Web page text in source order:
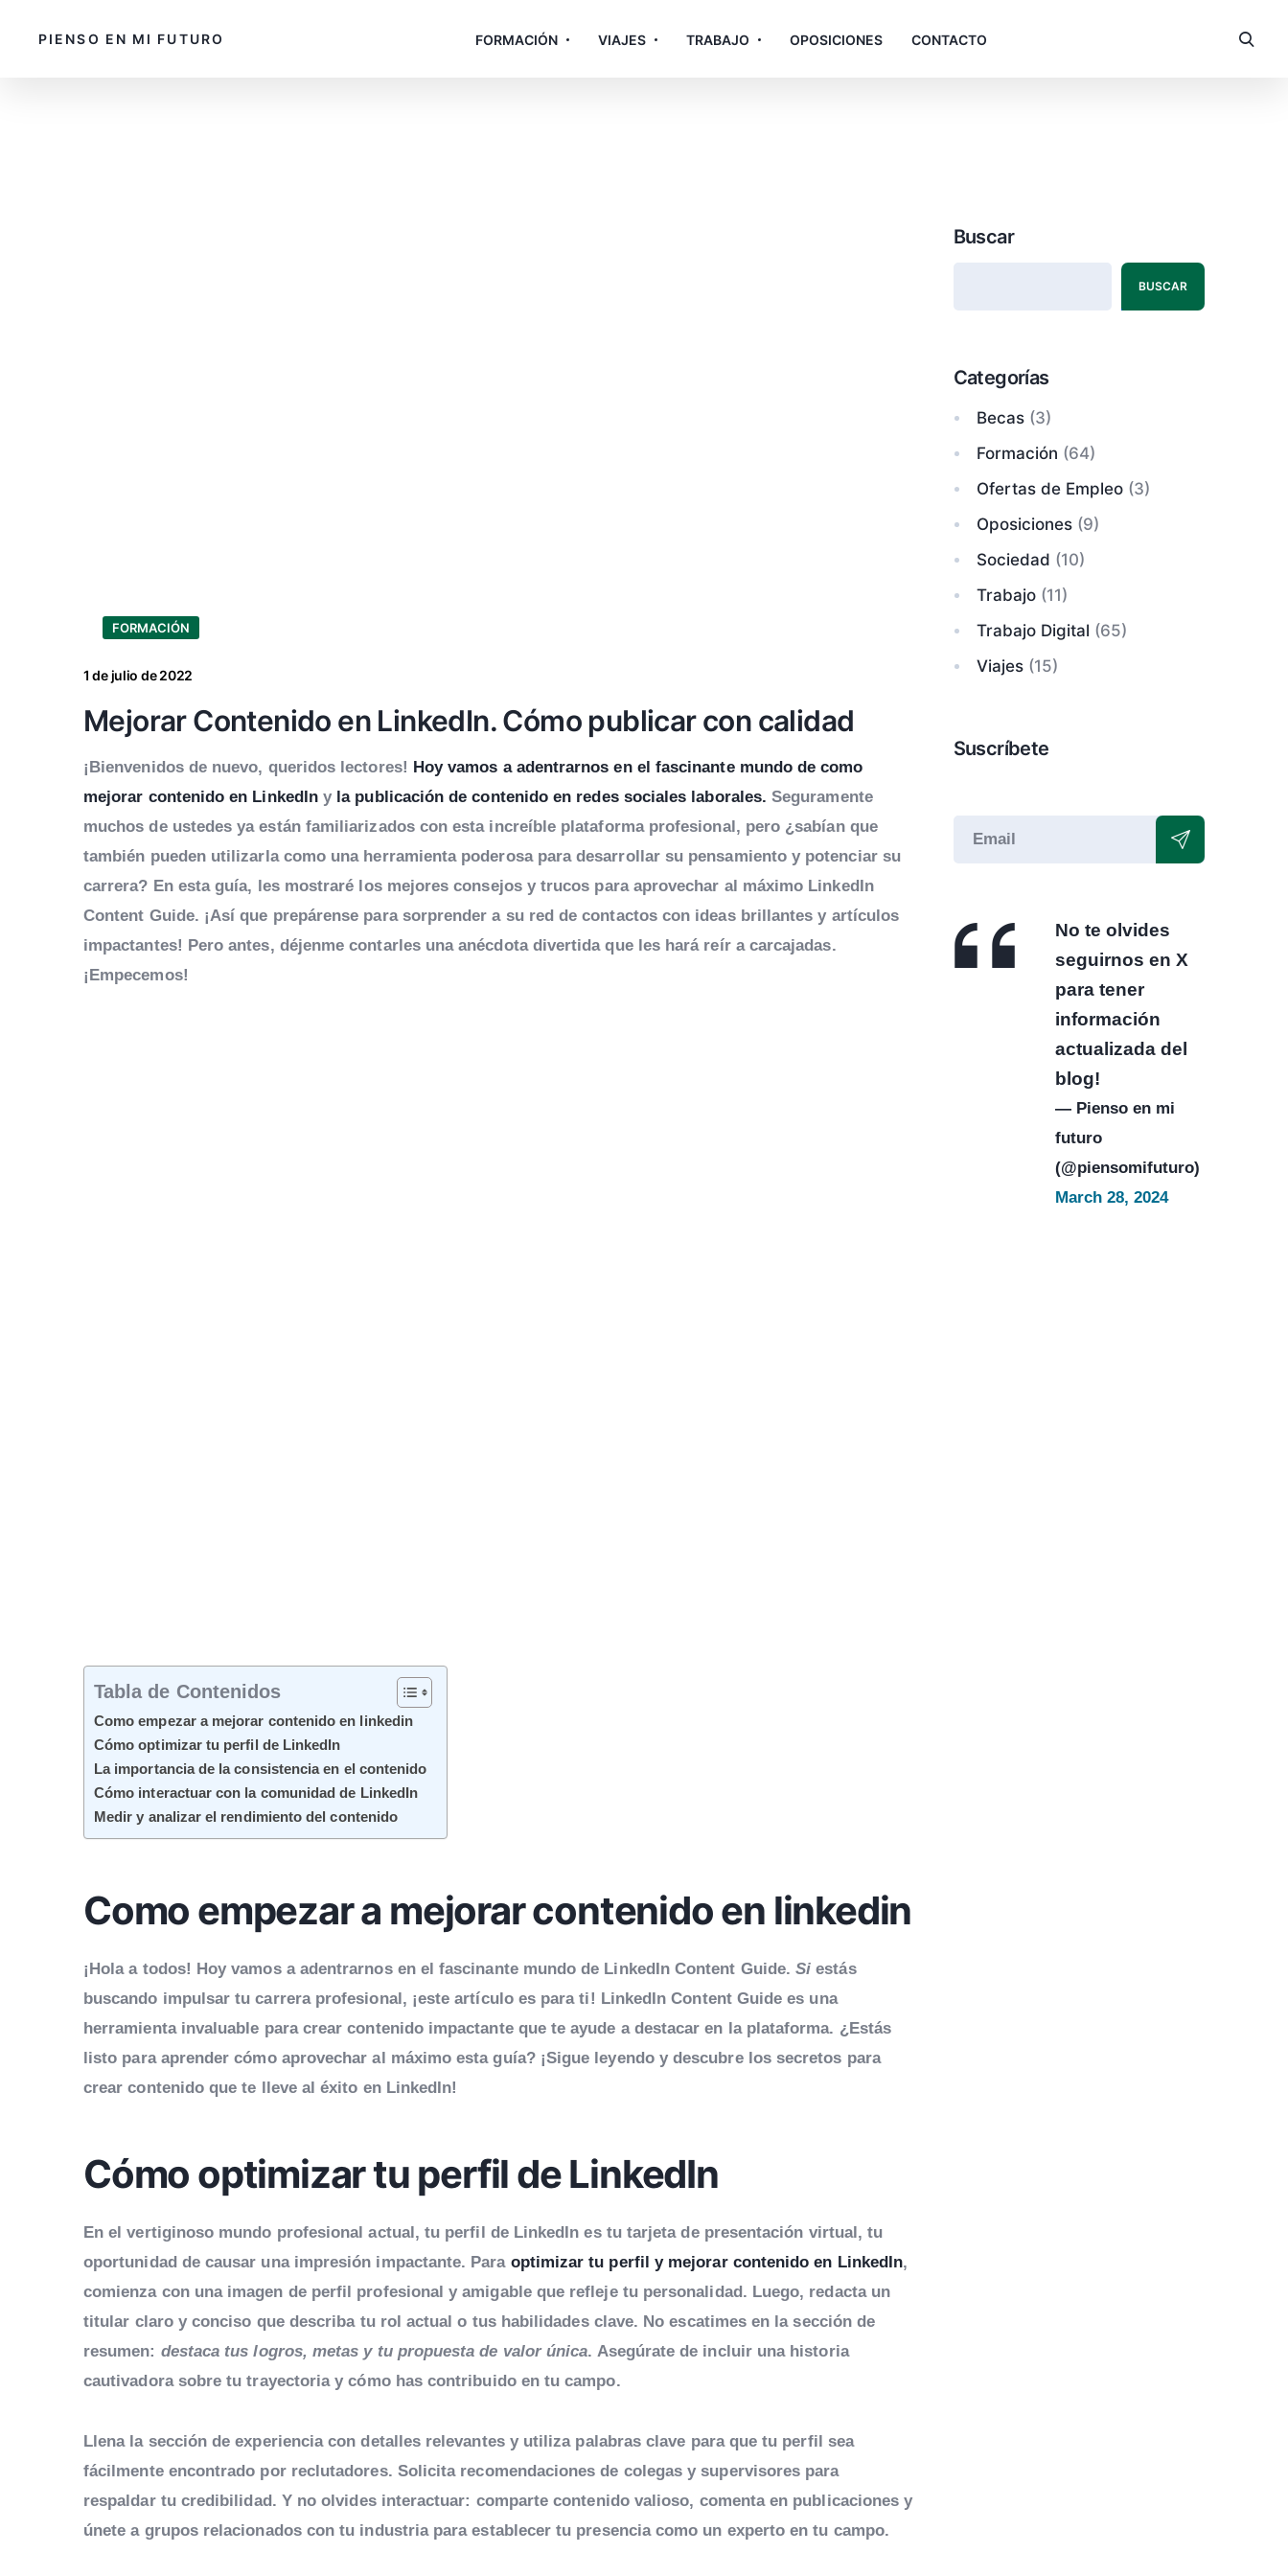
PIENSO EN MI FUTURO FORMACIÓN VIAJES TRABAJO OPOSICIONES CONTACTO
FORMACIÓN
1 de julio de 2022
Mejorar Contenido en LinkedIn. Cómo publicar con calidad
¡Bienvenidos de nuevo, queridos lectores! Hoy vamos a adentrarnos en el fascinante mundo decomo
mejorar contenido en LinkedIny la publicación de contenido en redes sociales laborales. Seguramente
muchos de ustedes ya están familiarizados con esta increíble plataforma profesional, pero ¿sabían que
también pueden utilizarla como una herramienta poderosa para desarrollar su pensamiento y potenciar su
carrera? En esta guía, les mostraré los mejores consejos y trucos para aprovechar al máximo LinkedIn
Content Guide. ¡Así que prepárense para sorprender a su red de contactos con ideas brillantes y artículos
impactantes! Pero antes, déjenme contarles una anécdota divertida que les hará reír a carcajadas.
¡Empecemos!
Tabla de Contenidos
Como empezar a mejorar contenido en linkedin
Cómo optimizar tu perfil de LinkedIn
La importancia de la consistencia en el contenido
Cómo interactuar con la comunidad de LinkedIn
Medir y analizar el rendimiento del contenido
Como empezar a mejorar contenido en linkedin
¡Hola a todos! Hoy vamos a adentrarnos en el fascinante mundo de LinkedIn Content Guide.Si estás
buscando impulsar tu carrera profesional, ¡este artículo es para ti! LinkedIn Content Guide es una
herramienta invaluable para crear contenido impactante que te ayude a destacar en la plataforma. ¿Estás
listo para aprender cómo aprovechar al máximo esta guía? ¡Sigue leyendo y descubre los secretos para
crear contenido que te lleve al éxito en LinkedIn!
Cómo optimizar tu perfil de LinkedIn
En el vertiginoso mundo profesional actual, tu perfil de LinkedIn es tu tarjeta de presentación virtual, tu
oportunidad de causar una impresión impactante. Para optimizar tu perfil y mejorar contenido en LinkedIn,
comienza con una imagen de perfil profesional y amigable que refleje tu personalidad. Luego, redacta un
titular claro y conciso que describa tu rol actual o tus habilidades clave. No escatimes en la sección de
resumen: destaca tus logros, metas y tu propuesta de valor única. Asegúrate de incluir una historia
cautivadora sobre tu trayectoria y cómo has contribuido en tu campo.
Llena la sección de experiencia con detalles relevantes y utiliza palabras clave para que tu perfil sea
fácilmente encontrado por reclutadores. Solicita recomendaciones de colegas y supervisores para
respaldar tu credibilidad. Y no olvides interactuar: comparte contenido valioso, comenta en publicaciones y
únete a grupos relacionados con tu industria para establecer tu presencia como un experto en tu campo.
Buscar
BUSCAR
Categorías
Becas(3)
Formación (64)
Ofertas de Empleo(3)
Oposiciones(9)
Sociedad (10)
Trabajo(11)
Trabajo Digital (65)
Viajes(15)
Suscríbete
No te olvides
seguirnos en X
para tener
información
actualizada del
blog!
— Pienso en mi
futuro
(@piensomifuturo)
March 28, 2024